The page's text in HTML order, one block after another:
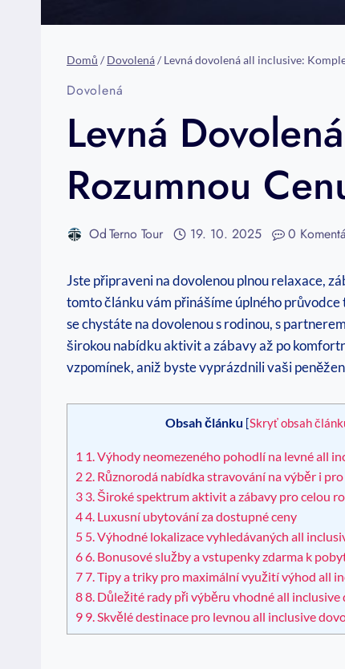
Domů / Dovolená/ Levná dovolená all inclusive:
Dovolená
Levná
Rozumnou
OdTerno Tour 19. 10. 2025 0
Jste připraveni na dovolenou plnou relaxace,
tomto článku vám přinášíme úplného
se chystáte na dovolenou s rodinou, s
širokou nabídku aktivit a zábavy až po
vzpomínek, aniž byste vyprázdnili vaši
Obsah článku [Skryť obsah
1 1. Výhody neomezeného​ pohodlí na levné all
2 2. Různorodá nabídka stravování na výběr i
3 3. Široké spektrum aktivit a zábavy pro celou
44. Luxusní ubytování za dostupné ceny
5 5. Výhodné lokalizace vyhledávaných ​all
66. Bonusové služby a vstupenky zdarma k
77. Tipy a triky pro ⁤maximální využití výhod​ all
88. Důležité rady ‌při ⁤výběru vhodné all‌ inclusive
9 9. Skvělé‍ destinace pro levnou all inclusive